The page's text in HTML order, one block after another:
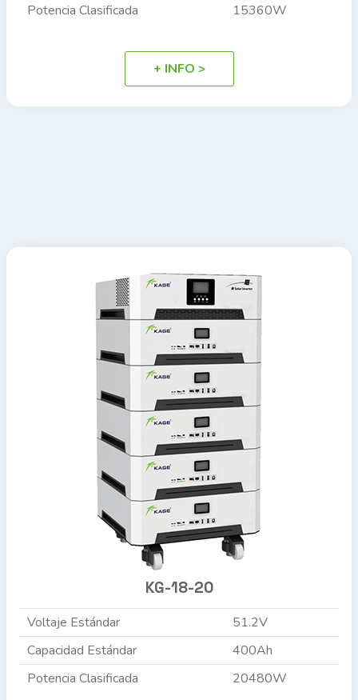
Potencia Clasificada
15360W
+ INFO >
KG-18-20
Voltaje Estándar
51.2V
Capacidad Estándar
400Ah
Potencia Clasificada
20480W